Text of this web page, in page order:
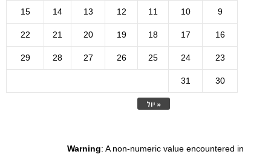
« יול
9
10
11
12
13
14
15
16
17
18
19
20
21
22
23
24
25
26
27
28
29
30
31
Warning: A non-numeric value encountered in